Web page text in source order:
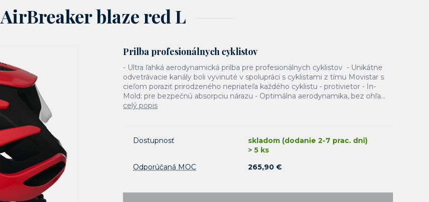
AirBreaker blaze red L
Prilba profesionálnych cyklistov
- Ultra ľahká aerodynamická prilba pre profesionálnych cyklistov - Unikátne
odvetrávacie kanály boli vyvinuté v spolupráci s cyklistami z tímu Movistar s
cieľom poraziť prirodzeného nepriateľa každého cyklistu - protivietor - In-
Mold: pre bezpečnú absorpciu nárazu - Optimálna aerodynamika, bez ohľa...
celý popis
Dostupnosť
skladom (dodanie 2-7 prac. dni)
> 5 ks
Odporúčaná MOC
265,90 €